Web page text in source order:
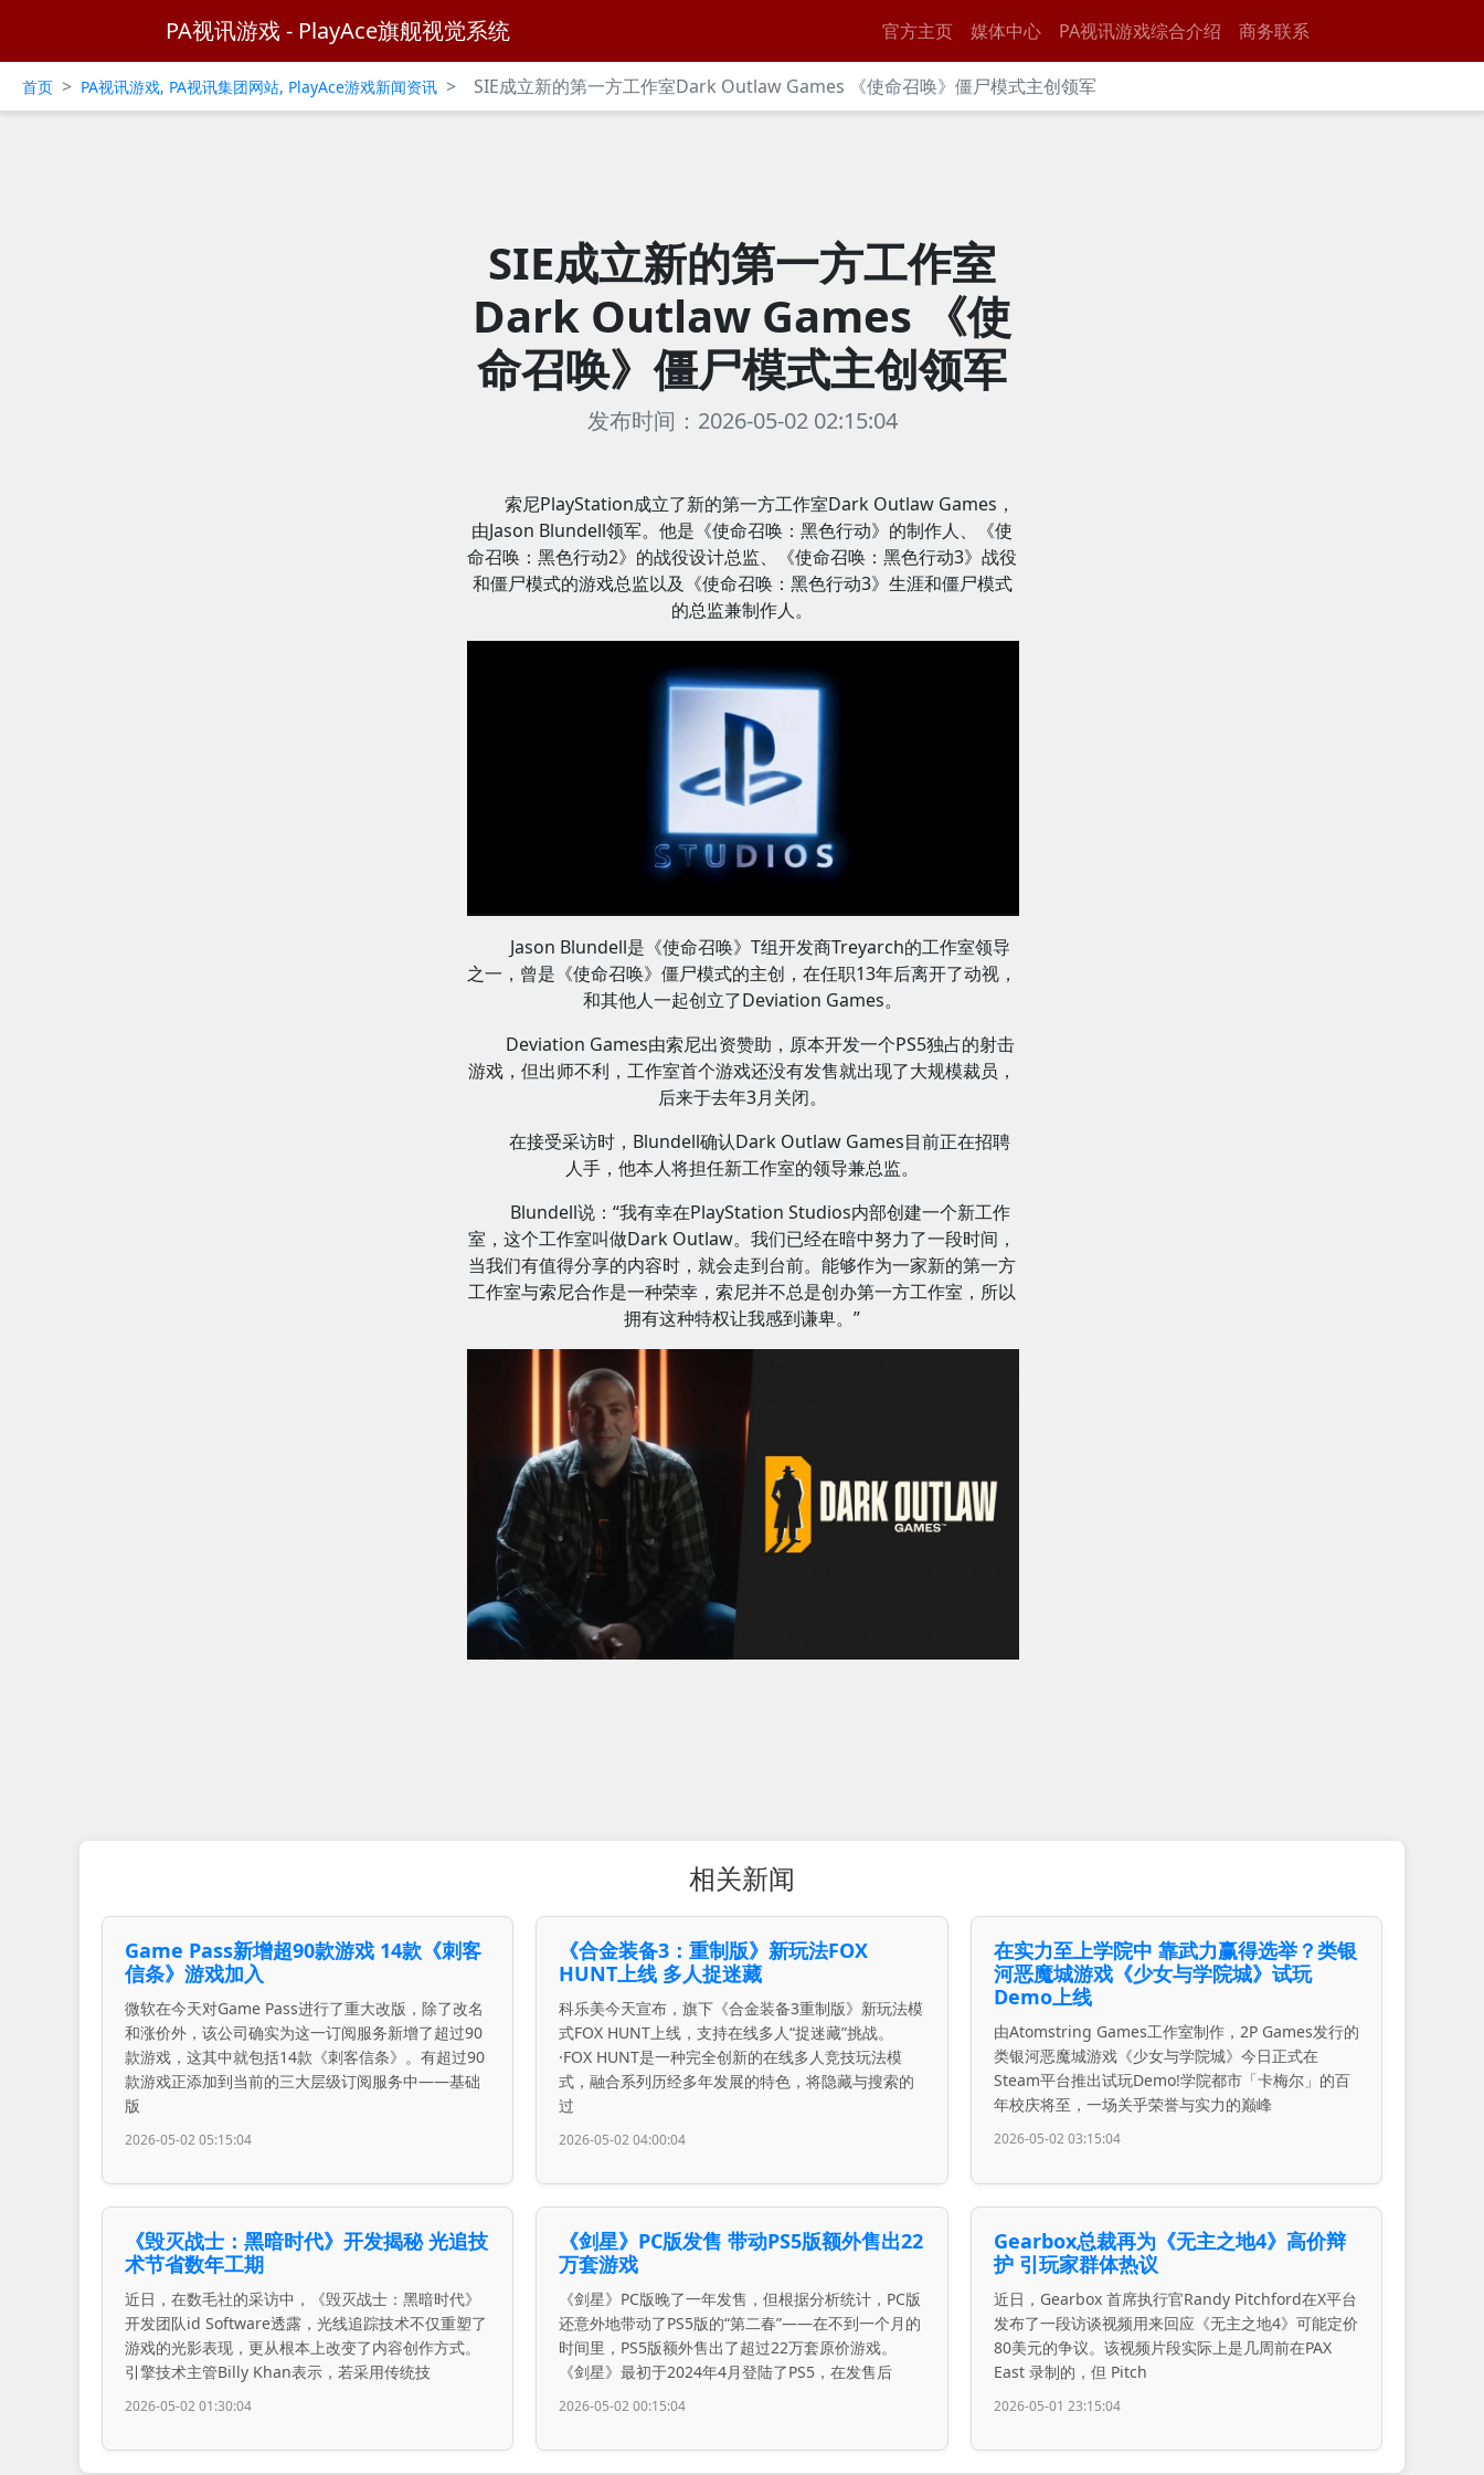
PA视讯游戏 - PlayAce旗舰视觉系统 官方主页 媒体中心 PA视讯游戏综合介绍 商务联系
首页 > PA视讯游戏, PA视讯集团网站, PlayAce游戏新闻资讯 > SIE成立新的第一方工作室Dark Outlaw Games 《使命召唤》僵尸模式主创领军
SIE成立新的第一方工作室
Dark Outlaw Games 《使
命召唤》僵尸模式主创领军
发布时间：2026-05-02 02:15:04
索尼PlayStation成立了新的第一方工作室Dark Outlaw Games，
由Jason Blundell领军。 他是《使命召唤：黑色行动》的制作人、《使
命召唤：黑色行动2》的战役设计总监、《使命召唤：黑色行动3》战役
和僵尸模式的游戏总监以及《使命召唤：黑色行动3》生涯和僵尸模式
的总监兼制作人。
Jason Blundell是《使命召唤》T组开发商Treyarch的工作室领导
之一，曾是《使命召唤》僵尸模式的主创，在任职13年后离开了动视，
和其他人一起创立了Deviation Games。
Deviation Games由索尼出资赞助，原本开发一个PS5独占的射击
游戏，但出师不利，工作室首个游戏还没有发售就出现了大规模裁员，
后来于去年3月关闭。
在接受采访时，Blundell确认Dark Outlaw Games目前正在招聘
人手，他本人将担任新工作室的领导兼总监。
Blundell说：“我有幸在PlayStation Studios内部创建一个新工作
室，这个工作室叫做Dark Outlaw。我们已经在暗中努力了一段时间，
当我们有值得分享的内容时，就会走到台前。能够作为一家新的第一方
工作室与索尼合作是一种荣幸，索尼并不总是创办第一方工作室，所以
拥有这种特权让我感到谦卑。”
相关新闻
Game Pass新增超90款游戏 14款《刺客
信条》游戏加入
微软在今天对Game Pass进行了重大改版，除了改名
和涨价外，该公司确实为这一订阅服务新增了超过90
款游戏，这其中就包括14款《刺客信条》。有超过90
款游戏正添加到当前的三大层级订阅服务中——基础
版
2026-05-02 05:15:04
《合金装备3：重制版》新玩法FOX
HUNT上线 多人捉迷藏
科乐美今天宣布，旗下《合金装备3重制版》新玩法模
式FOX HUNT上线，支持在线多人“捉迷藏”挑战。
·FOX HUNT是一种完全创新的在线多人竞技玩法模
式，融合系列历经多年发展的特色，将隐藏与搜索的
过
2026-05-02 04:00:04
在实力至上学院中 靠武力赢得选举？类银
河恶魔城游戏《少女与学院城》试玩
Demo上线
由Atomstring Games工作室制作，2P Games发行的
类银河恶魔城游戏《少女与学院城》今日正式在
Steam平台推出试玩Demo!学院都市「卡梅尔」的百
年校庆将至，一场关乎荣誉与实力的巅峰
2026-05-02 03:15:04
《毁灭战士：黑暗时代》开发揭秘 光追技
术节省数年工期
近日，在数毛社的采访中，《毁灭战士：黑暗时代》
开发团队id Software透露，光线追踪技术不仅重塑了
游戏的光影表现，更从根本上改变了内容创作方式。
引擎技术主管Billy Khan表示，若采用传统技
2026-05-02 01:30:04
《剑星》PC版发售 带动PS5版额外售出22
万套游戏
《剑星》PC版晚了一年发售，但根据分析统计，PC版
还意外地带动了PS5版的“第二春”——在不到一个月的
时间里，PS5版额外售出了超过22万套原价游戏。
《剑星》最初于2024年4月登陆了PS5，在发售后
2026-05-02 00:15:04
Gearbox总裁再为《无主之地4》高价辩
护 引玩家群体热议
近日，Gearbox 首席执行官Randy Pitchford在X平台
发布了一段访谈视频用来回应《无主之地4》可能定价
80美元的争议。该视频片段实际上是几周前在PAX
East 录制的，但 Pitch
2026-05-01 23:15:04